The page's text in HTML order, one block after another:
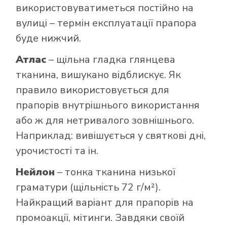
використовуватиметься постійно на
вулиці – термін експлуатації прапора
буде нижчий.
Атлас– щільна гладка глянцева
тканина, вишукано відблискує. Як
правило використовується для
прапорів внутрішнього використання
або ж для нетривалого зовнішнього.
Наприклад: вивішується у святкові дні,
урочистості та ін.
Нейлон – тонка тканина низької
граматури (щільність 72 г/м²).
Найкращий варіант для прапорів на
промоакції, мітинги. Завдяки своїй